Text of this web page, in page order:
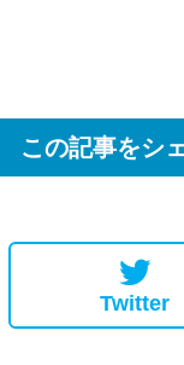
この記事をシ
Twitter